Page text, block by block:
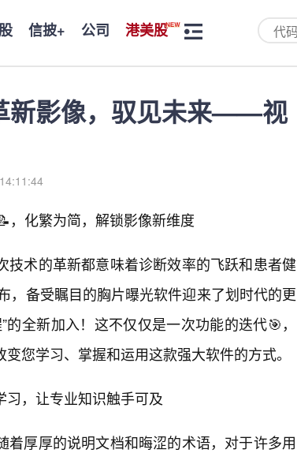
信披+ 公司 港美股
新影像，驭见未来——视
，化繁为简，解锁影像新维度
技术的革新都意味着诊断效率的飞跃和患者健
，备受瞩目的胸片曝光软件迎来了划时代的更
全新加入！这不仅仅是一次功能的迭代🎯，
您学习、掌握和运用这款强大软件的方式。
，让专业知识触手可及
着厚厚的说明文档和晦涩的术语，对于许多用